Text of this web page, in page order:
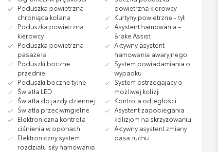
Poduszka powietrzna
chroniąca kolana
Poduszka powietrzna
kierowcy
Poduszka powietrzna
pasażera
Poduszki boczne
przednie
Poduszki boczne tylne
Światła LED
Światła do jazdy dziennej
Światła przeciwmgielne
Elektroniczna kontrola
ciśnienia w oponach
Elektroniczny system
rozdziału siły hamowania
powietrzna kierowcy
Kurtyny powietrzne - tył
Asystent hamowania -
Brake Assist
Aktywny asystent
hamowania awaryjnego
System powiadamiania o
wypadku
System ostrzegający o
możliwej kolizji
Kontrola odległości
Asystent zapobiegania
kolizjom na skrzyżowaniu
Aktywny asystent zmiany
pasa ruchu